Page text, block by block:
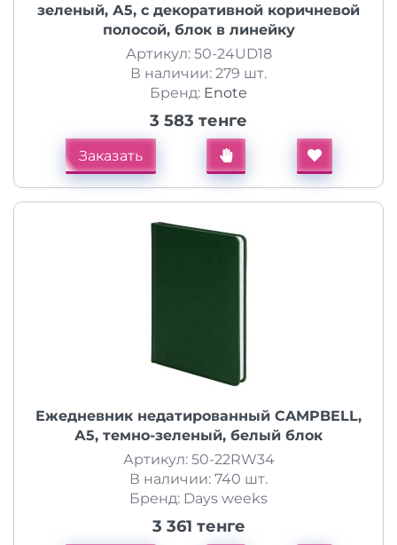
зеленый, А5, с декоративной коричневой
полосой, блок в линейку
Артикул: 50-24UD18
В наличии: 279 шт.
Бренд: Enote
3 583 тенге
Заказать
Ежедневник недатированный CAMPBELL,
А5, темно-зеленый, белый блок
Артикул: 50-22RW34
В наличии: 740 шт.
Бренд: Days weeks
3 361 тенге